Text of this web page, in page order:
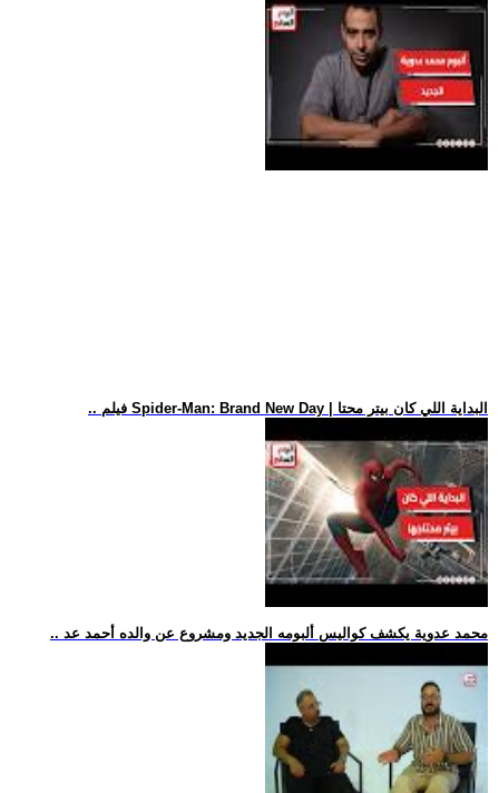
.. فيلم Spider-Man: Brand New Day | البداية اللي كان بيتر محتا
.. محمد عدوية يكشف كواليس ألبومه الجديد ومشروع عن والده أحمد عد